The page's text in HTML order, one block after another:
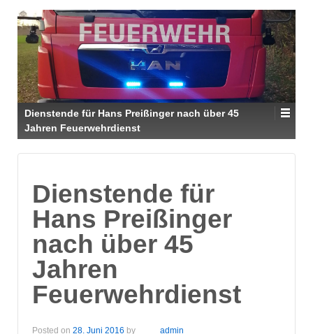
Dienstende für Hans Preißinger nach über 45
Jahren Feuerwehrdienst
Dienstende für
Hans Preißinger
nach über 45
Jahren
Feuerwehrdienst
Posted on 28. Juni 2016 by admin